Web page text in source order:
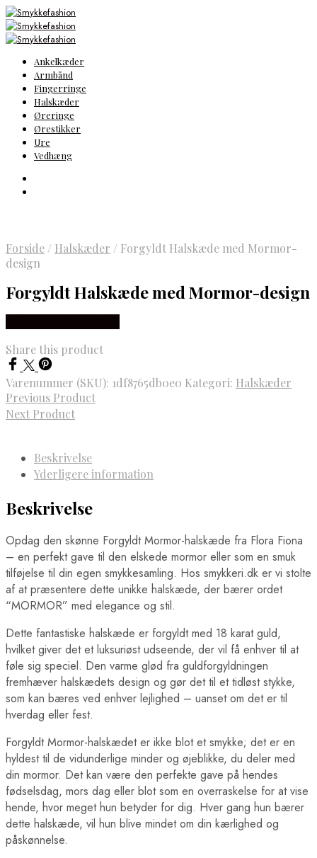
Ankelkæder
Armbånd
Fingerringe
Halskæder
Øreringe
Ørestikker
Ure
Vedhæng
Forside / Halskæder / Forgyldt Halskæde med Mormor-
design
Forgyldt Halskæde med Mormor-design
Share this product
Varenummer (SKU): 1df8765db0e0 Kategori: Halskæder
Previous Product
Next Product
Beskrivelse
Yderligere information
Beskrivelse
Opdag den skønne Forgyldt Mormor-halskæde fra Flora Fiona
– en perfekt gave til den elskede mormor eller som en smuk
tilføjelse til din egen smykkesamling. Hos smykkeri.dk er vi stolte
af at præsentere dette unikke halskæde, der bærer ordet
“MORMOR” med elegance og stil.
Dette fantastiske halskæde er forgyldt med 18 karat guld,
hvilket giver det et luksuriøst udseende, der vil få enhver til at
føle sig speciel. Den varme glød fra guldforgyldningen
fremhæver halskædets design og gør det til et tidløst stykke,
som kan bæres ved enhver lejlighed – uanset om det er til
hverdag eller fest.
Forgyldt Mormor-halskædet er ikke blot et smykke; det er en
hyldest til de vidunderlige minder og øjeblikke, du deler med
din mormor. Det kan være den perfekte gave på hendes
fødselsdag, mors dag eller blot som en overraskelse for at vise
hende, hvor meget hun betyder for dig. Hver gang hun bærer
dette halskæde, vil hun blive mindet om din kærlighed og
påskønnelse.